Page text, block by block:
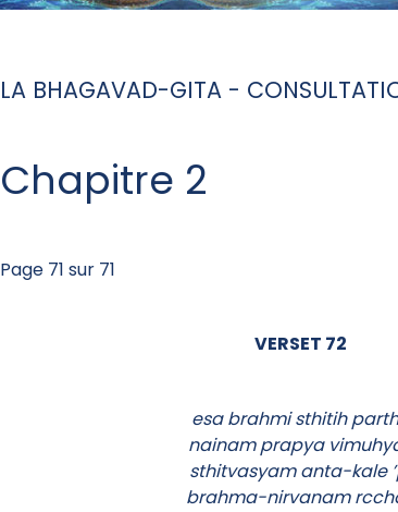
LA BHAGAVAD-GITA -
Chapitre 2
Page 71 sur 71
VERSET 72
esa brahmi sthitih
nainam prapya
sthitvasyam anta-kale
brahma-nirvanam